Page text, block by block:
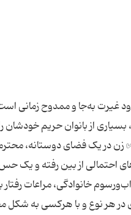
غیرت به‌جا و ممدوح زمانی
بسیارى از بانوان حریم
در یک فضای دوستانه،
احتمالی از بین رفته و یک
خانوادگی، مراعات
در هر نوع و با هرکسی به شکل